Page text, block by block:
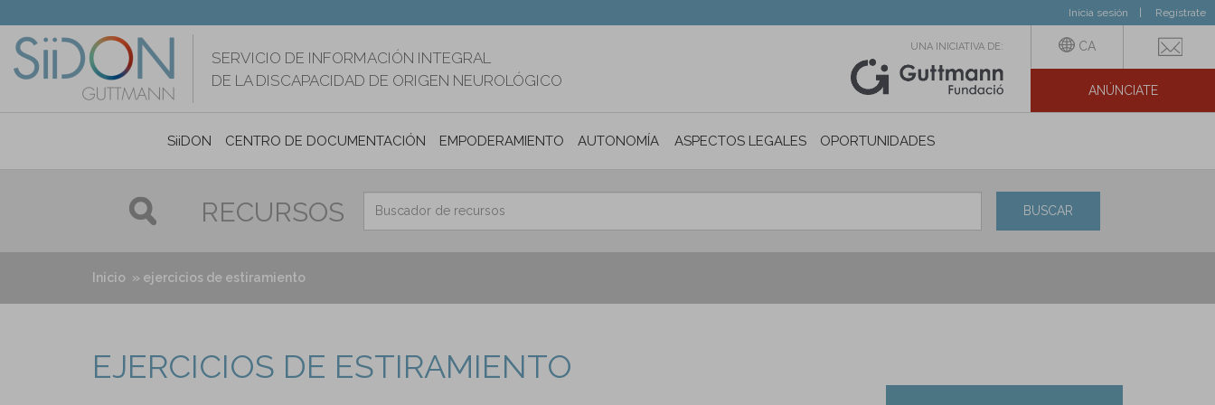
contenido
principal
Inicia sesión Regístrate
SERVICIO DE INFORMACIÓN INTEGRAL
DE LA DISCAPACIDAD DE ORIGEN NEUROLÓGICO
UNA INICIATIVA DE: CA
ANÚNCIATE
SiiDON CENTRO DE DOCUMENTACIÓN EMPODERAMIENTO AUTONOMÍA PERSONAL E INCLUSIÓN SOCIAL
ASPECTOS LEGALES OPORTUNIDADES
RECURSOS BUSCAR
Inicio ejercicios de estiramiento
EJERCICIOS DE ESTIRAMIENTO